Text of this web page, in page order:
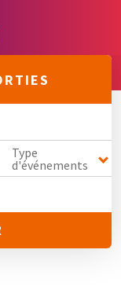
Type
d'événements